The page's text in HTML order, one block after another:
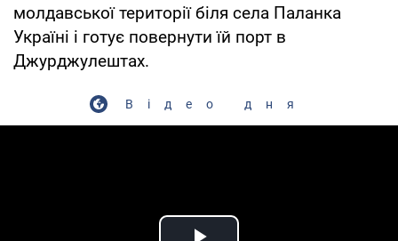
молдавської території біля села Паланка
Україні і готує повернути їй порт в
Джурджулештах.
Відео дня